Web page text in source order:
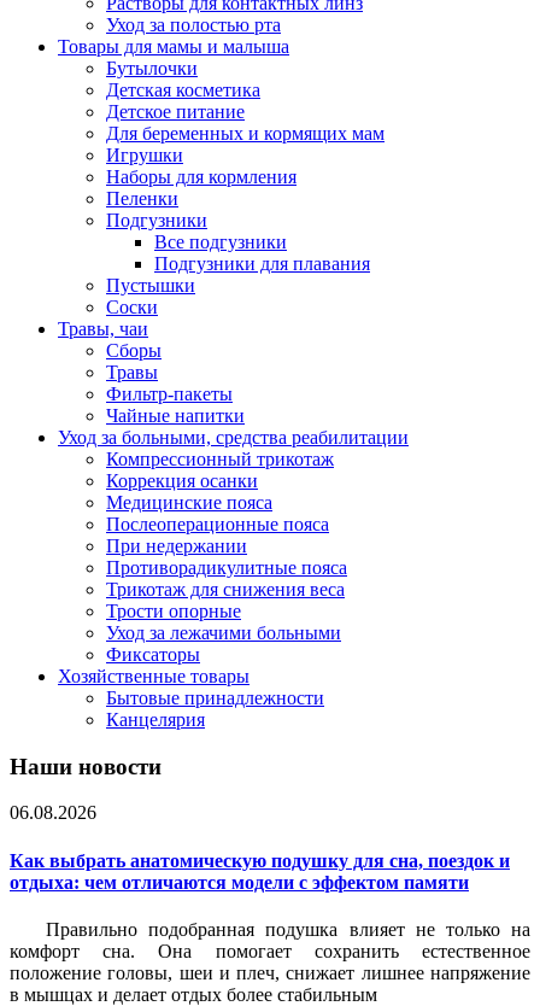
Уход за полостью рта
Товары для мамы и малыша
Бутылочки
Детская косметика
Детское питание
Для беременных и кормящих мам
Игрушки
Наборы для кормления
Пеленки
Подгузники
Все подгузники
Подгузники для плавания
Пустышки
Соски
Травы, чаи
Сборы
Травы
Фильтр-пакеты
Чайные напитки
Уход за больными, средства реабилитации
Компрессионный трикотаж
Коррекция осанки
Медицинские пояса
Послеоперационные пояса
При недержании
Противорадикулитные пояса
Трикотаж для снижения веса
Трости опорные
Уход за лежачими больными
Фиксаторы
Хозяйственные товары
Бытовые принадлежности
Канцелярия
Наши новости
06.08.2026
Как выбрать анатомическую подушку для сна, поездок и
отдыха: чем отличаются модели с эффектом памяти
Правильно подобранная подушка влияет не только на
комфорт сна. Она помогает сохранить естественное
положение головы, шеи и плеч, снижает лишнее напряжение
в мышцах и делает отдых более стабильным